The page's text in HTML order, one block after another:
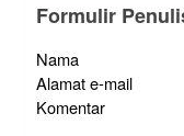
Formulir
Nama
Alamat e-mail
Komentar